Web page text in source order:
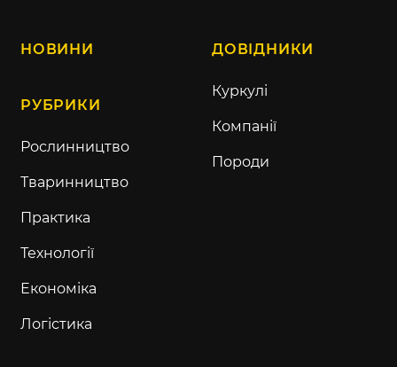
НОВИНИ
РУБРИКИ
Рослинництво
Тваринництво
Практика
Технології
Економіка
Логістика
ДОВІДНИКИ
Куркулі
Компанії
Породи